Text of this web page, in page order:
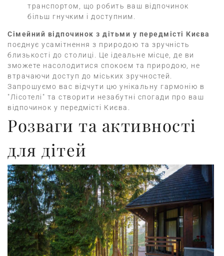
транспортом, що робить ваш відпочинок
більш гнучким і доступним.
Сімейний відпочинок з дітьми у передмісті Києва
поєднує усамітнення з природою та зручність
близькості до столиці. Це ідеальне місце, де ви
зможете насолодитися спокоєм та природою, не
втрачаючи доступ до міських зручностей.
Запрошуємо вас відчути цю унікальну гармонію в
"Лісотелі" та створити незабутні спогади про ваш
відпочинок у передмісті Києва.
Розваги та активності
для дітей